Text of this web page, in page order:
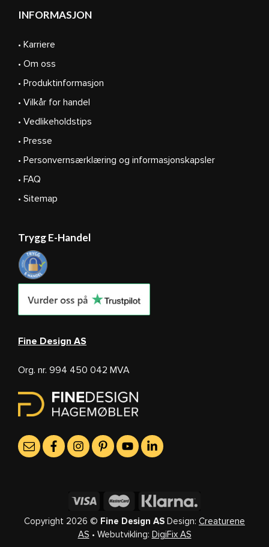
INFORMASJON
• Karriere
• Om oss
• Produktinformasjon
• Vilkår for handel
• Vedlikeholdstips
• Presse
• Personvernsærklæring og informasjonskapsler
• FAQ
• Sitemap
Trygg E-Handel
Fine Design AS
Org. nr. 994 450 042 MVA
Copyright 2026 © Fine Design AS Design: Creaturene
AS • Webutvikling: DigiFix AS